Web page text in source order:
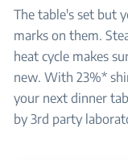
The table's set but
marks on them.
heat cycle makes
new. With 23%*
your next dinner
by 3rd party